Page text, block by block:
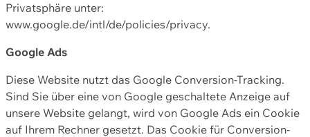
Privatsphäre unter:
www.google.de/intl/de/policies/privacy.
Google Ads
Diese Website nutzt das Google Conversion-Tracking.
Sind Sie über eine von Google geschaltete Anzeige auf
unsere Website gelangt, wird von Google Ads ein Cookie
auf Ihrem Rechner gesetzt. Das Cookie für Conversion-